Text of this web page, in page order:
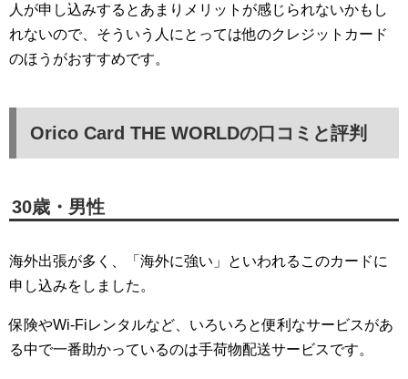
人が申し込みするとあまりメリットが感じられないかもし
れないので、そういう人にとっては他のクレジットカード
のほうがおすすめです。
Orico Card THE WORLDの口コミと評判
30歳・男性
海外出張が多く、「海外に強い」といわれるこのカードに
申し込みをしました。
保険やWi-Fiレンタルなど、いろいろと便利なサービスがあ
る中で一番助かっているのは手荷物配送サービスです。